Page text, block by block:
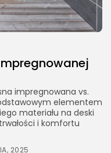
impregnowana vs.
elementem
materiału na deski
i komfortu
2025